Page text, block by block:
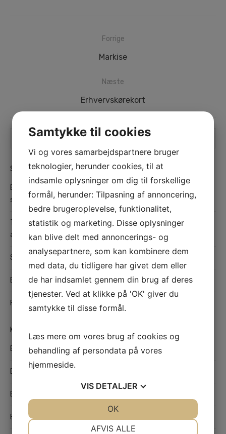
Indlægsnavigation
Forrige
Forrige
Markise
Næste
Næste
indlæg:
Erhvervskørekort
Search
SENESTE INDLÆG
Bosch Brønderslev – Din lokale ekspert i kvalitetsværktøj og
service
Teltudlejning i København: Fleksible og praktiske løsninger til
alle typer arrangementer
Sådan finder du det bedste værksted i Odense til din bil
Effektiv hårfjerning med sugaring
Find den rette maler i Hedensted til kvalitetsmalerarbejde
KATEGORIER
Bolig
Børn og unge
Butikker
Byggebranchen
Samtykke til cookies
Vi og vores samarbejdspartnere bruger
teknologier, herunder cookies, til at
indsamle oplysninger om dig til forskellige
formål, herunder: Tilpasning af annoncering,
bedre brugeroplevelse, funktionalitet,
statistik og marketing. Disse oplysninger
kan blive delt med annoncerings- og
analysepartnere, som kan kombinere dem
med data, du tidligere har givet dem eller
de har indsamlet gennem din brug af deres
tjenester. Ved at klikke på 'OK' giver du
samtykke til disse formål.
Læs mere om vores brug af cookies og
behandling af persondata på vores
hjemmeside.
VIS DETALJER
AFVIS ALLE
OK